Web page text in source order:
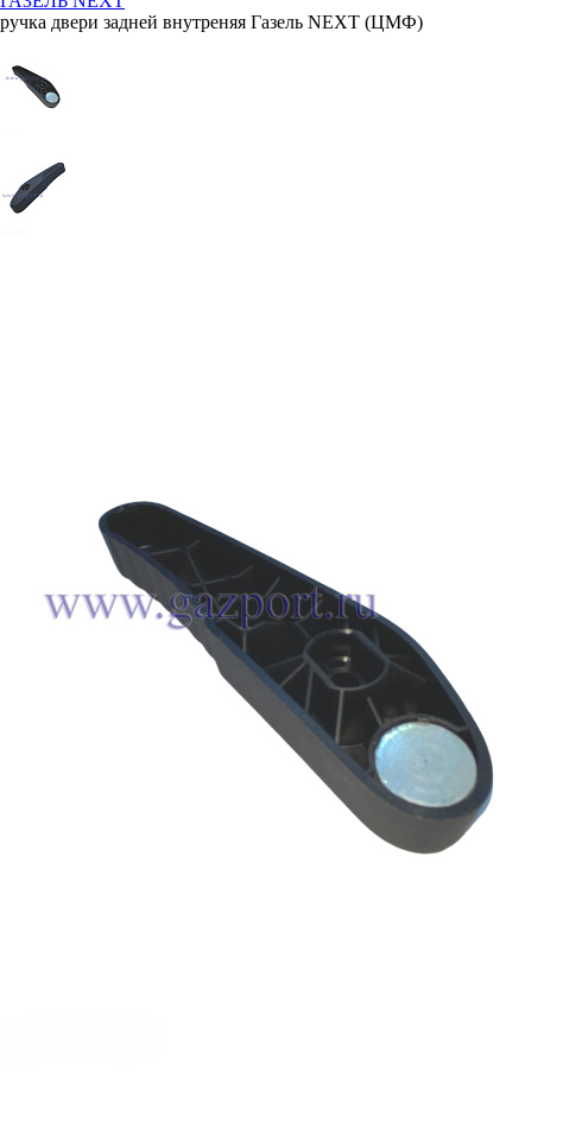
ручка двери задней внутреняя Газель NEXT (ЦМФ)